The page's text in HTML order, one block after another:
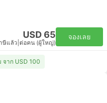
USD 65
ษีแล้ว ต่อคน (ผู้ใหญ่)
จองเลย
จาก USD 100